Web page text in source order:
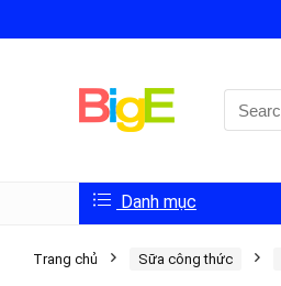
Danh mục
Trang chủ Sữa công thức